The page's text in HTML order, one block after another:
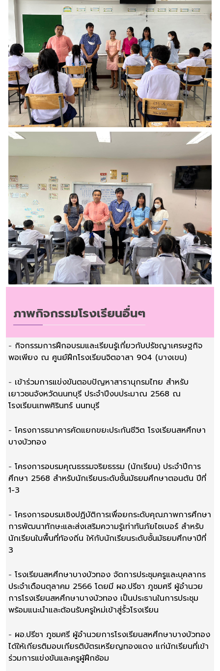
ภาพกิจกรรมโรงเรียนอื่นๆ
- กิจกรรมการฝึกอบรมและเรียนรู้เกี่ยวกับปรัชญาเศรษฐกิจ
พอเพียง ณ ศูนย์ฝึกโรงเรียนจิตอาสา 904 (บางเขน)
- เข้าร่วมการแข่งขันตอบปัญหาสารานุกรมไทย สำหรับ
เยาวชนจังหวัดนนทบุรี ประจำปีงบประมาณ 2568 ณ
โรงเรียนเทพศิรินทร์ นนทบุรี
- โครงการธนาคารคัดแยกขยะประกันชีวิต โรงเรียนสหศึกษา
บางบัวทอง
- โครงการอบรมคุณธรรมจริยธรรม (นักเรียน) ประจำปีการ
ศึกษา 2568 สำหรับนักเรียนระดับชั้นมัธยมศึกษาตอนต้น ปีที่
1-3
- โครงการอบรมเชิงปฏิบัติการเพื่อยกระดับคุณภาพการศึกษา
การพัฒนาทักษะและส่งเสริมความรู้เท่าทันภัยไซเบอร์ สำหรับ
นักเรียนในพื้นที่ท้องถิ่น ให้กับนักเรียนระดับชั้นมัธยมศึกษาปีที่
3
- โรงเรียนสหศึกษาบางบัวทอง จัดการประชุมครูและบุคลากร
ประจำเดือนตุลาคม 2566 โดยมี ผอ.ปรีชา ภูชมศรี ผู้อำนวย
การโรงเรียนสหศึกษาบางบัวทอง เป็นประธานในการประชุม
พร้อมแนะนำและต้อนรับครูใหม่เข้าสู่รั้วโรงเรียน
- ผอ.ปรีชา ภูชมศรี ผู้อำนวยการโรงเรียนสหศึกษาบางบัวทอง
ได้ให้เกียรติมอบเกียรติบัตรเหรียญทองแดง แก่นักเรียนที่เข้า
ร่วมการแข่งขันและครูผู้ฝึกซ้อม